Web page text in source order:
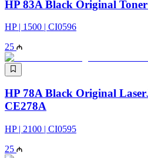
HP 83A Black Original
HP | 1500 | CI0596
25
HP 78A Black Original
CE278A
HP | 2100 | CI0595
25